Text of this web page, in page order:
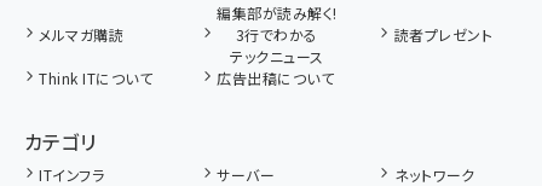
メルマガ購読
編集部が読み解く!
3行でわかる
テックニュース
読者プレゼント
Think ITについて 広告出稿について
カテゴリ
ITインフラ サーバー
ネットワーク